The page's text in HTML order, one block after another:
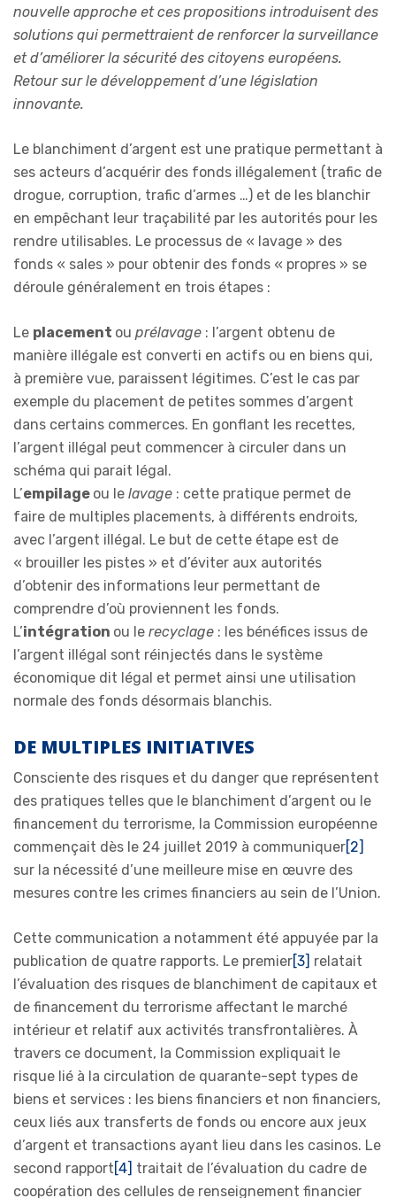
nouvelle approche et ces propositions introduisent des
solutions qui permettraient de renforcer la surveillance
et d’améliorer la sécurité des citoyens européens.
Retour sur le développement d’une législation
innovante.
Le blanchiment d’argent est une pratique permettant à
ses acteurs d’acquérir des fonds illégalement (trafic de
drogue, corruption, trafic d’armes …) et de les blanchir
en empêchant leur traçabilité par les autorités pour les
rendre utilisables. Le processus de « lavage » des
fonds « sales » pour obtenir des fonds « propres » se
déroule généralement en trois étapes :
Le placement ou prélavage : l’argent obtenu de
manière illégale est converti en actifs ou en biens qui,
à première vue, paraissent légitimes. C’est le cas par
exemple du placement de petites sommes d’argent
dans certains commerces. En gonflant les recettes,
l’argent illégal peut commencer à circuler dans un
schéma qui parait légal.
L’empilage ou le lavage : cette pratique permet de
faire de multiples placements, à différents endroits,
avec l’argent illégal. Le but de cette étape est de
« brouiller les pistes » et d’éviter aux autorités
d’obtenir des informations leur permettant de
comprendre d’où proviennent les fonds.
L’intégration ou le recyclage : les bénéfices issus de
l’argent illégal sont réinjectés dans le système
économique dit légal et permet ainsi une utilisation
normale des fonds désormais blanchis.
DE MULTIPLES INITIATIVES
Consciente des risques et du danger que représentent
des pratiques telles que le blanchiment d’argent ou le
financement du terrorisme, la Commission européenne
commençait dès le 24 juillet 2019 à communiquer[2]
sur la nécessité d’une meilleure mise en œuvre des
mesures contre les crimes financiers au sein de l’Union.
Cette communication a notamment été appuyée par la
publication de quatre rapports. Le premier[3] relatait
l’évaluation des risques de blanchiment de capitaux et
de financement du terrorisme affectant le marché
intérieur et relatif aux activités transfrontalières. À
travers ce document, la Commission expliquait le
risque lié à la circulation de quarante-sept types de
biens et services : les biens financiers et non financiers,
ceux liés aux transferts de fonds ou encore aux jeux
d’argent et transactions ayant lieu dans les casinos. Le
second rapport[4] traitait de l’évaluation du cadre de
coopération des cellules de renseignement financier